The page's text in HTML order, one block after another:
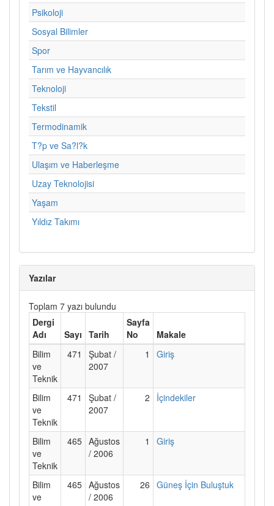
Psikoloji
Sosyal Bilimler
Spor
Tarım ve Hayvancılık
Teknoloji
Tekstil
Termodinamik
T?p ve Sa?l?k
Ulaşım ve Haberleşme
Uzay Teknolojisi
Yaşam
Yıldız Takımı
Yazılar
Toplam 7 yazı bulundu
Dergi
Adı
Sayı Tarih
Sayfa
No
Makale
Bilim
ve
Teknik
471
Şubat /
2007
1 Giriş
Bilim
ve
Teknik
471
Şubat /
2007
2 İçindekiler
Bilim
ve
Teknik
465 Ağustos
/ 2006
1 Giriş
Bilim
ve
465 Ağustos
/ 2006
26 Güneş İçin Buluştuk